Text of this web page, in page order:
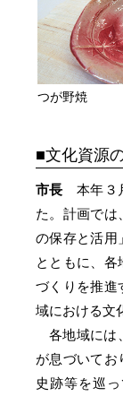
つが野焼
文化資源
市長 本年３
た。計画では
の保存と活用
とともに、
づくりを推進
域における文
各地域には
が息づいてお
史跡等を巡